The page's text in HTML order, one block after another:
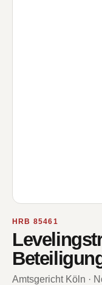
HRB 85461
Amtsgericht Köln ·